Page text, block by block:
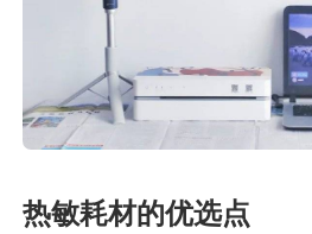
热敏耗材的优选点